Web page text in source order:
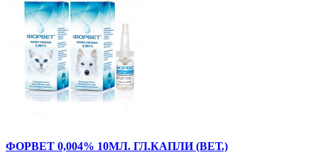
ФОРВЕТ 0,004% 10МЛ. ГЛ.КАПЛИ (ВЕТ.)